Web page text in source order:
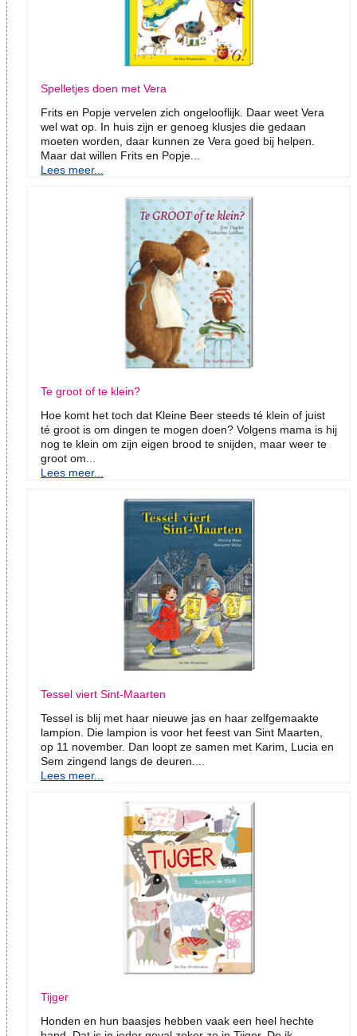
Spelletjes doen met Vera
Frits en Popje vervelen zich ongelooflijk. Daar weet Vera
wel wat op. In huis zijn er genoeg klusjes die gedaan
moeten worden, daar kunnen ze Vera goed bij helpen.
Maar dat willen Frits en Popje...
Lees meer...
Te groot of te klein?
Hoe komt het toch dat Kleine Beer steeds té klein of juist
té groot is om dingen te mogen doen? Volgens mama is hij
nog te klein om zijn eigen brood te snijden, maar weer te
groot om...
Lees meer...
Tessel viert Sint-Maarten
Tessel is blij met haar nieuwe jas en haar zelfgemaakte
lampion. Die lampion is voor het feest van Sint Maarten,
op 11 november. Dan loopt ze samen met Karim, Lucia en
Sem zingend langs de deuren....
Lees meer...
Tijger
Honden en hun baasjes hebben vaak een heel hechte